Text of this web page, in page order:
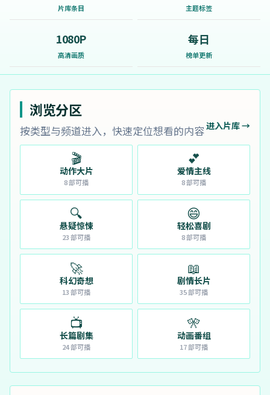
片库条目 主题标签
1080P
高清画质
每日
榜单更新
浏览分区
按类型与频道进入，快速定位想看的内容进入片库 →
🎬
动作大片
8部可播
💕
爱情主线
8部可播
🔍
悬疑惊悚
23部可播
😄
轻松喜剧
8部可播
🚀
科幻奇想
13部可播
📖
剧情长片
35部可播
📺
长篇剧集
24部可播
🎌
动画番组
17部可播